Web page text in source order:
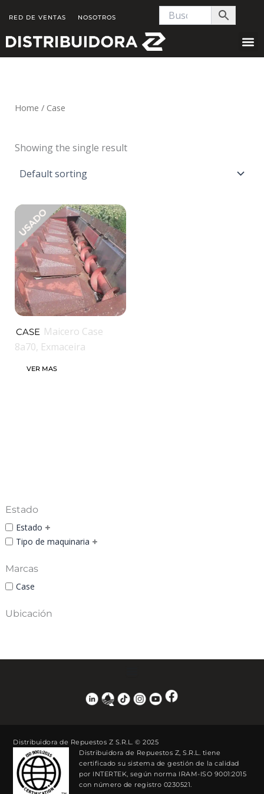
content
RED DE VENTAS NOSOTROS
Estado
Estado
Tipo de maquinaria
Marcas
Case
Ubicación
Home / Case
Showing the single result
CASE Maicero Case
8a70, Exmaceira
VER MAS
Distribuidora de Repuestos Z S.R.L. © 2025
Distribuidora de Repuestos Z, S.R.L. tiene
certificado su sistema de gestión de la calidad
por INTERTEK, según norma IRAM-ISO 9001:2015
con número de registro 0230521.